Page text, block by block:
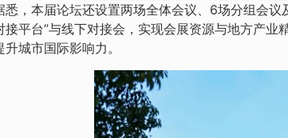
悉，本届论坛还设置两场全体会议、6场分组会议
接平台”与线下对接会，实现会展资源与地方产业
升城市国际影响力。